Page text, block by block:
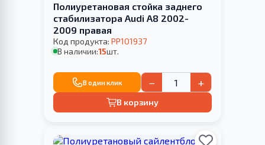
Полиуретановая стойка заднего
стабилизатора Audi A8 2002-
2009 правая
Код продукта: PP101937
В наличии:15шт.
В один клик − +
В корзину